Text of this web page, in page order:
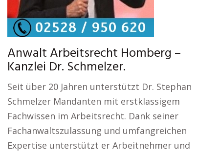
Anwalt Arbeitsrecht Homberg –
Kanzlei Dr. Schmelzer.
Seit über 20 Jahren unterstützt Dr. Stephan
Schmelzer Mandanten mit erstklassigem
Fachwissen im Arbeitsrecht. Dank seiner
Fachanwaltszulassung und umfangreichen
Expertise unterstützt er Arbeitnehmer und